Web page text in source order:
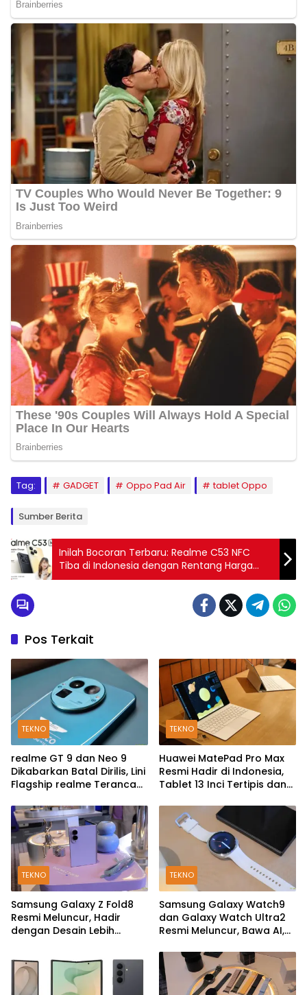
Tag: GADGET Oppo Pad Air tablet Oppo
Sumber Berita
Inilah Bocoran Terbaru: Realme C53 NFC
Tiba di Indonesia dengan Rentang Harga
yang Menggoda!
Pos Terkait
TEKNO
realme GT 9 dan Neo 9
Dikabarkan Batal Dirilis, Lini
Flagship realme Terancam
TEKNO
Huawei MatePad Pro Max
Resmi Hadir di Indonesia,
Tablet 13 Inci Tertipis dan
TEKNO
Samsung Galaxy Z Fold8
Resmi Meluncur, Hadir
dengan Desain Lebih
TEKNO
Samsung Galaxy Watch9
dan Galaxy Watch Ultra2
Resmi Meluncur, Bawa AI,
dan Fitur Kesehatan Baru